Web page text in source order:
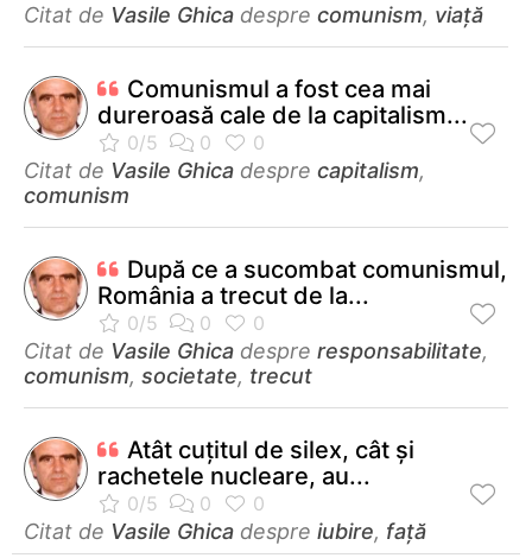
Citat de Vasile Ghica despre comunism, viață
Comunismul a fost cea mai
dureroasă cale de la capitalism...
Citat de Vasile Ghica despre capitalism,
comunism
După ce a sucombat comunismul,
România a trecut de la...
Citat de Vasile Ghica despre responsabilitate,
comunism, societate, trecut
Atât cuţitul de silex, cât şi
rachetele nucleare, au...
Citat de Vasile Ghica despre iubire, față